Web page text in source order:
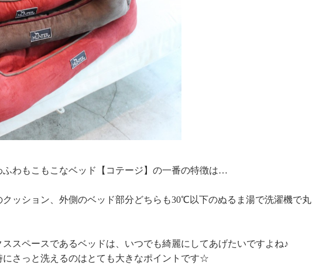
わもこもこなベッド【コテージ】の一番の特徴は…
ッション、外側のベッド部分どちらも30℃以下のぬるま湯で洗濯機で丸
スペースであるベッドは、いつでも綺麗にしてあげたいですよね♪
さっと洗えるのはとても大きなポイントです☆